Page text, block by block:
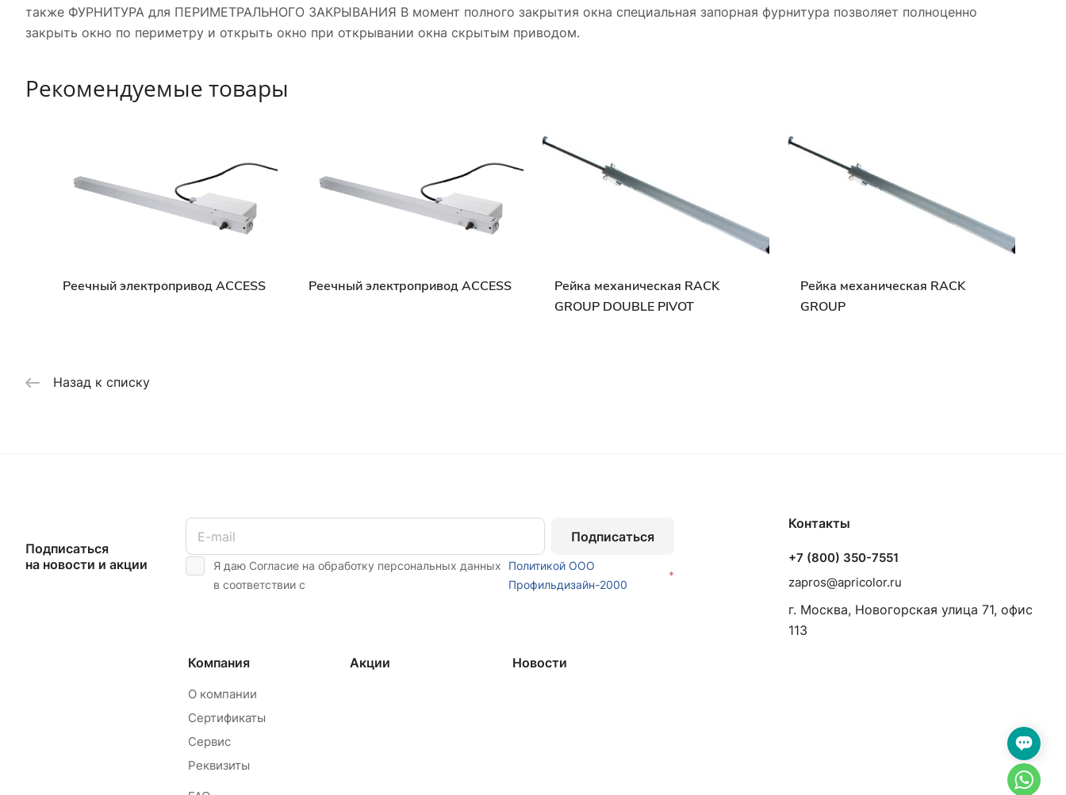
также ФУРНИТУРА для ПЕРИМЕТРАЛЬНОГО ЗАКРЫВАНИЯ В момент полного закрытия окна специальная запорная фурнитура позволяет полноценно
закрыть окно по периметру и открыть окно при открывании окна скрытым приводом.
Рекомендуемые товары
Реечный электропривод ACCESS Реечный электропривод ACCESS
Рейка механическая RACK
GROUP DOUBLE PIVOT
Рейка механическая RACK
GROUP
Назад к списку
Подписаться
на новости и акции
Подписаться
Я даю Согласие на обработку персональных данных
в соответствии с
Политикой ООО
Профильдизайн-2000
*
Компания
О компании
Сертификаты
Сервис
Реквизиты
Акции Новости
Контакты
+7 (800) 350-7551
zapros@apricolor.ru
г. Москва, Новогорская улица 71, офис
113